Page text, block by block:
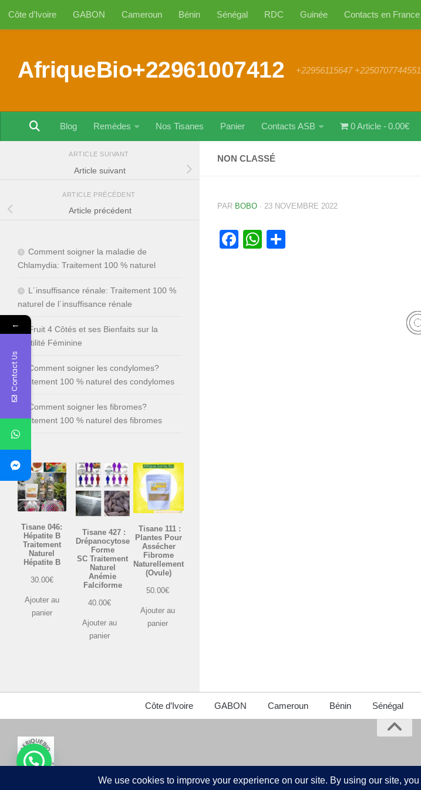
Au dessous du contenu
Côte d’Ivoire GABON Cameroun Bénin Sénégal RDC Guinée Contacts en France
AfriqueBio+22961007412 +22956115647 +2250707744551
Blog Remèdes Nos Tisanes Panier Contacts ASB 0 Article 0.00€
NON CLASSÉ
PAR BOBO · 23 NOVEMBRE 2022
Facebook
WhatsApp
ARTICLE SUIVANT
Article suivant
ARTICLE PRÉCÉDENT
Article précédent
Comment soigner la maladie de
Chlamydia: Traitement 100 % naturel
L´insuffisance rénale: Traitement 100 %
naturel de l´insuffisance rénale
Fruit 4 Côtés et ses Bienfaits sur la
Fertilité Féminine
Comment soigner les condylomes?
Traitement 100 % naturel des condylomes
Comment soigner les fibromes?
Traitement 100 % naturel des fibromes
Tisane 046:
Hépatite B
Traitement
Naturel
Hépatite B
30.00€
Ajouter au
panier
Tisane 427 :
Drépanocytose
Forme
SC Traitement
Naturel
Anémie
Falciforme
40.00€
Ajouter au
panier
Tisane 111 :
Plantes Pour
Assécher
Fibrome
Naturellement
(Ovule)
50.00€
Ajouter au
panier
Côte d’Ivoire GABON Cameroun Bénin Sénégal
←
Contact Us